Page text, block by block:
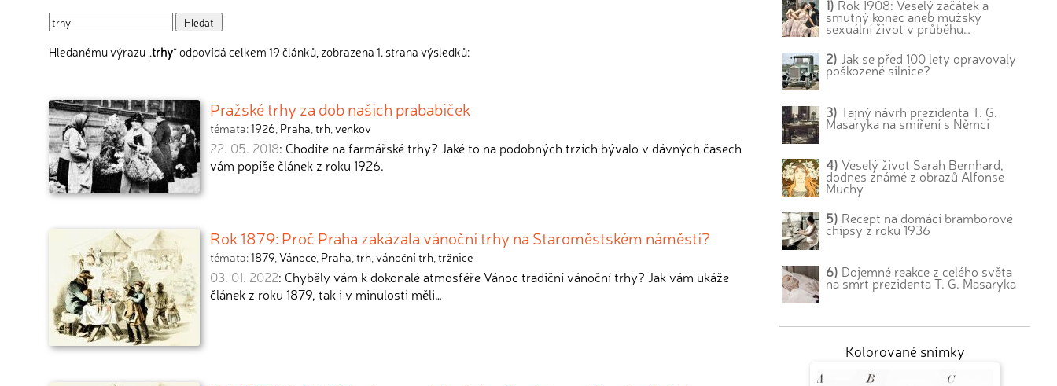
Hledanému výrazu „trhy“ odpovídá celkem 19 článků, zobrazena 1. strana výsledků:
Pražské trhy za dob našich prababiček
témata:1926, Praha,trh,venkov
22. 05. 2018: Chodíte na farmářské trhy? Jaké to na podobných trzích bývalo v dávných časech
vám popíše článek z roku 1926.
Rok 1879: Proč Praha zakázala vánoční trhy na Staroměstském náměstí?
témata:1879,Vánoce, Praha,trh,vánoční trh,tržnice
03. 01. 2022: Chyběly vám k dokonalé atmosféře Vánoc tradiční vánoční trhy? Jak vám ukáže
článek z roku 1879, tak i v minulosti měli…
1) Rok 1908: Veselý začátek a
smutný konec aneb mužský
sexuální život v průběhu…
2) Jak se před 100 lety opravovaly
poškozené silnice?
3) Tajný návrh prezidenta T. G.
Masaryka na smíření s Němci
4) Veselý život Sarah Bernhard,
dodnes známé z obrazů Alfonse
Muchy
5) Recept na domácí bramborové
chipsy z roku 1936
6) Dojemné reakce z celého světa
na smrt prezidenta T. G. Masaryka
Kolorované snímky